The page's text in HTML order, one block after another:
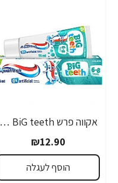
אקווה פרש BiG teeth משחת שיניים לילדים לגילאי 6-8 שנים - 50 מ"ל
₪12.90
הוסף לעגלה